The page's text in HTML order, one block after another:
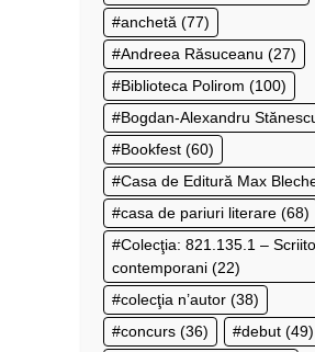
anchetă (77)
Andreea Răsuceanu (27)
Biblioteca Polirom (100)
Bogdan-Alexandru
Bookfest (60)
Casa de Editură Max
casa de pariuri literare (68)
Colecţia: 821.135.1 –
contemporani (22)
colecţia n’autor (38)
concurs (36) debut (49)